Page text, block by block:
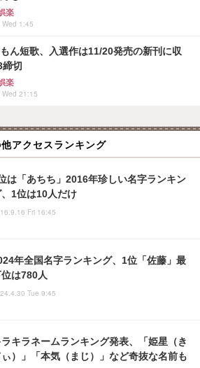
楽
1:45
もん短歌、入選作は11/20発売の新刊に収
締切
楽
21:15
他アクセスランキング
は「あちち」2016年珍しい名字ランキン
、1位は10人だけ
Fri 16:45
年全国名字ランキング、1位「佐藤」最
は780人
Tue 9:45
ラキラネームランキング発表、「姫星（き
）」「本気（まじ）」など奇抜な名前も